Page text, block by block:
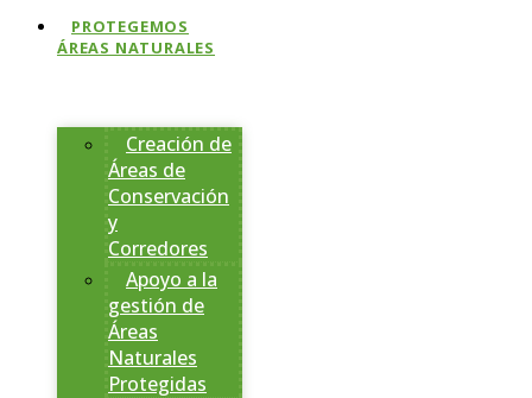
PROTEGEMOS
ÁREAS NATURALES
Creación de
Áreas de
Conservación
y
Corredores
Apoyo a la
gestión de
Áreas
Naturales
Protegidas